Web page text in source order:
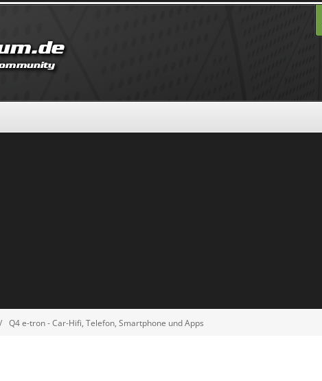
Q4 e-tron - Car-Hifi, Telefon, Smartphone und Apps